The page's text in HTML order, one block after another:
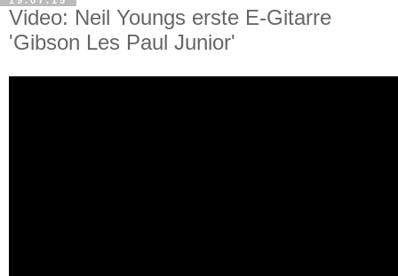
Video: Neil Youngs erste E-Gitarre
'Gibson Les Paul Junior'